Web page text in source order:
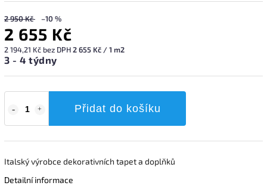
2 950 Kč –10 %
2 655 Kč
2 194,21 Kč bez DPH2 655 Kč / 1 m2
3 - 4 týdny
Přidat do košíku
Italský výrobce dekorativních tapet a doplňků
Detailní informace